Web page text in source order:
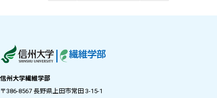
信州大学繊維学部
〒386-8567 長野県上田市常田 3-15-1